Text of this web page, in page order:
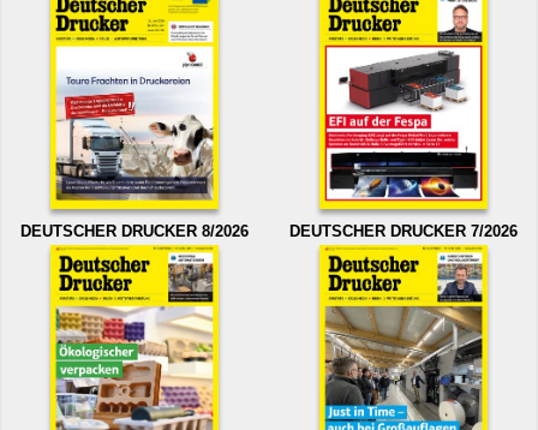
DEUTSCHER DRUCKER 8/2026 DEUTSCHER DRUCKER 7/2026